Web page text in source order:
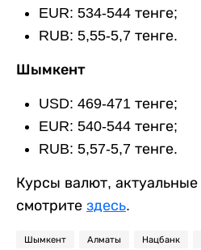
EUR: 534-544 тенге;
RUB: 5,55-5,7 тенге.
Шымкент
USD: 469-471 тенге;
EUR: 540-544 тенге;
RUB: 5,57-5,7 тенге.
Курсы валют, актуальные
смотрите здесь.
Шымкент Алматы Нацбанк